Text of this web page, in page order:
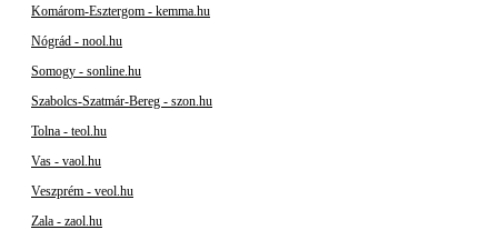
Komárom-Esztergom - kemma.hu
Nógrád - nool.hu
Somogy - sonline.hu
Szabolcs-Szatmár-Bereg - szon.hu
Tolna - teol.hu
Vas - vaol.hu
Veszprém - veol.hu
Zala - zaol.hu